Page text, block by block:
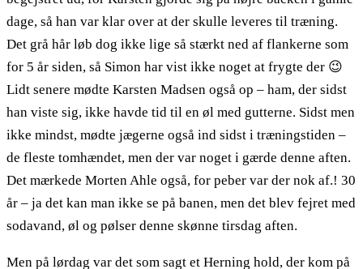
dage, så han var klar over at der skulle leveres til træning.
Det grå hår løb dog ikke lige så stærkt ned af flankerne som
for 5 år siden, så Simon har vist ikke noget at frygte der 😉
Lidt senere mødte Karsten Madsen også op – ham, der sidst
han viste sig, ikke havde tid til en øl med gutterne. Sidst men
ikke mindst, mødte jægerne også ind sidst i træningstiden –
de fleste tomhændet, men der var noget i gærde denne aften.
Det mærkede Morten Ahle også, for peber var der nok af.! 30
år – ja det kan man ikke se på banen, men det blev fejret med
sodavand, øl og pølser denne skønne tirsdag aften.
Men på lørdag var det som sagt et Herning hold, der kom på